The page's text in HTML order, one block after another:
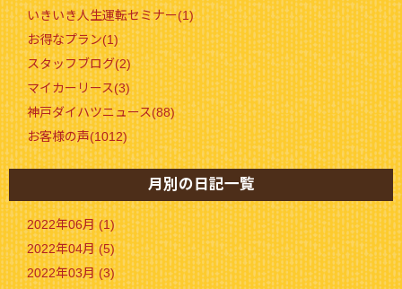
いきいき人生運転セミナー(1)
お得なプラン(1)
スタッフブログ(2)
マイカーリース(3)
神戸ダイハツニュース(88)
お客様の声(1012)
月別の日記一覧
2022年06月 (1)
2022年04月 (5)
2022年03月 (3)